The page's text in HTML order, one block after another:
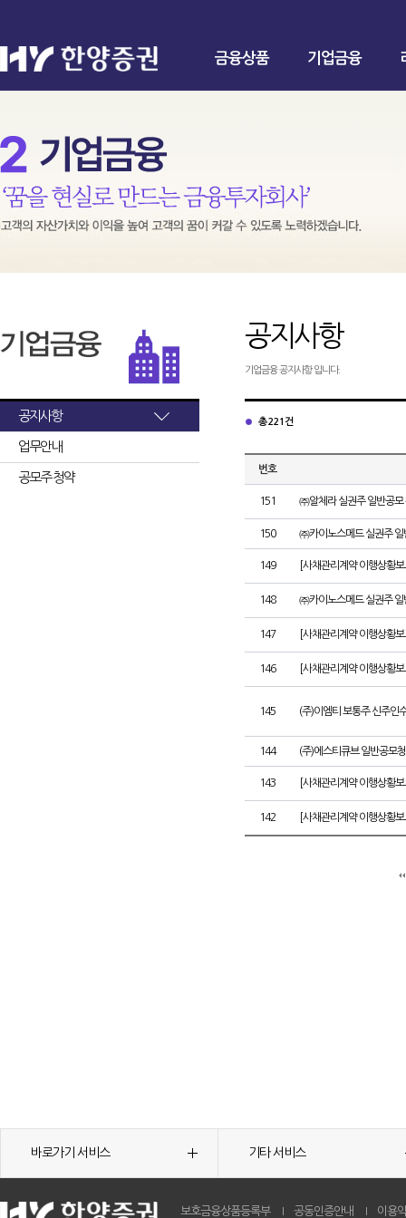
금융상품 기업금융
공지사항
업무안내
공모주 청약
공지사항
기업금융 공지사항 입니다.
총 221건
번호
151 ㈜알체라 실권주 일반공모
150 ㈜카이노스메드 실권주 일
149 [사채관리계약 이행상황
148 ㈜카이노스메드 실권주 일
147 [사채관리계약 이행상황
146 [사채관리계약 이행상황
145 (주)이엠티 보통주 신주인
144 (주)에스티큐브 일반공모
143 [사채관리계약 이행상황
142 [사채관리계약 이행상황
바로가기 서비스 기타 서비스
보호금융상품등록부 공동인증안내 이용